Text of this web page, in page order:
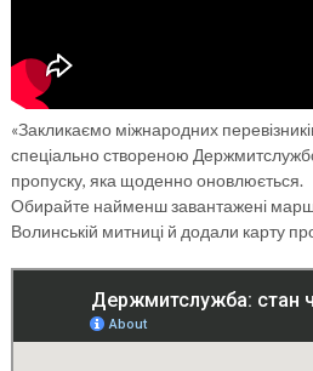
«Закликаємо міжнародних
спеціально створеною
пропуску, яка щоденно оновлюється.
Обирайте найменш завантажені
Волинській митниці й додали карту